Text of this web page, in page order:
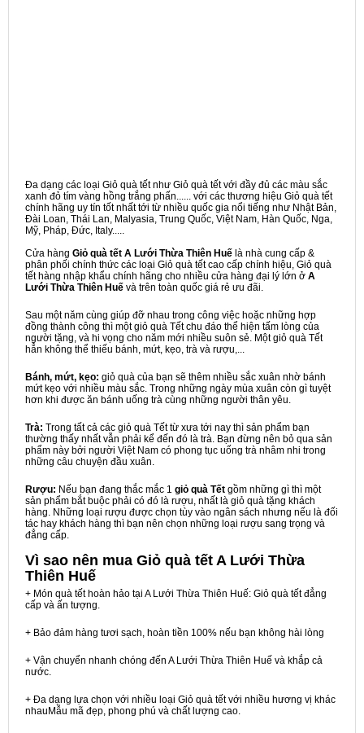
Đa dạng các loại Giỏ quà tết như Giỏ quà tết với đầy đủ các màu sắc
xanh đỏ tím vàng hồng trắng phấn...... với các thương hiệu Giỏ quà tết
chính hãng uy tín tốt nhất tới từ nhiều quốc gia nổi tiếng như Nhật Bản,
Đài Loan, Thái Lan, Malyasia, Trung Quốc, Việt Nam, Hàn Quốc, Nga,
Mỹ, Pháp, Đức, Italy.....
Cửa hàng Giỏ quà tết A Lưới Thừa Thiên Huế là nhà cung cấp &
phân phối chính thức các loại Giỏ quà tết cao cấp chính hiệu, Giỏ quà
tết hàng nhập khẩu chính hãng cho nhiều cửa hàng đại lý lớn ở A
Lưới Thừa Thiên Huế và trên toàn quốc giá rẻ ưu đãi.
Sau một năm cùng giúp đỡ nhau trong công việc hoặc những hợp
đồng thành công thì một giỏ quà Tết chu đáo thể hiện tấm lòng của
người tặng, và hi vọng cho năm mới nhiều suôn sẻ. Một giỏ quà Tết
hẳn không thể thiếu bánh, mứt, kẹo, trà và rượu,...
Bánh, mứt, kẹo: giỏ quà của bạn sẽ thêm nhiều sắc xuân nhờ bánh
mứt kẹo với nhiều màu sắc. Trong những ngày mùa xuân còn gì tuyệt
hơn khi được ăn bánh uống trà cùng những người thân yêu.
Trà: Trong tất cả các giỏ quà Tết từ xưa tới nay thì sản phẩm bạn
thường thấy nhất vẫn phải kể đến đó là trà. Bạn đừng nên bỏ qua sản
phẩm này bởi người Việt Nam có phong tục uống trà nhâm nhi trong
những câu chuyện đầu xuân.
Rượu: Nếu bạn đang thắc mắc 1 giỏ quà Tết gồm những gì thì một
sản phẩm bắt buộc phải có đó là rượu, nhất là giỏ quà tặng khách
hàng. Những loại rượu được chọn tùy vào ngân sách nhưng nếu là đối
tác hay khách hàng thì bạn nên chọn những loại rượu sang trọng và
đẳng cấp.
Vì sao nên mua Giỏ quà tết A Lưới Thừa
Thiên Huế
+ Món quà tết hoàn hảo tại A Lưới Thừa Thiên Huế: Giỏ quà tết đẳng
cấp và ấn tượng.
+ Bảo đảm hàng tươi sạch, hoàn tiền 100% nếu bạn không hài lòng
+ Vận chuyển nhanh chóng đến A Lưới Thừa Thiên Huế và khắp cả
nước.
+ Đa dạng lựa chọn với nhiều loại Giỏ quà tết với nhiều hương vị khác
nhauMẫu mã đẹp, phong phú và chất lượng cao.